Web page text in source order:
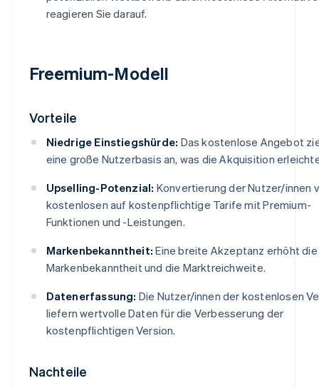
reagieren Sie darauf.
Freemium-Modell
Vorteile
Niedrige Einstiegshürde: Das kostenlose Angebot
eine große Nutzerbasis an, was die Akquisition
Upselling-Potenzial: Konvertierung der Nutzer/innen
kostenlosen auf kostenpflichtige Tarife mit Premium-
Funktionen und -Leistungen.
Markenbekanntheit: Eine breite Akzeptanz erhöht die
Markenbekanntheit und die Marktreichweite.
Datenerfassung: Die Nutzer/innen der kostenlosen
liefern wertvolle Daten für die Verbesserung der
kostenpflichtigen Version.
Nachteile